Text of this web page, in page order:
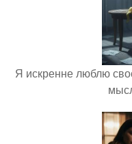
Я искренне люблю